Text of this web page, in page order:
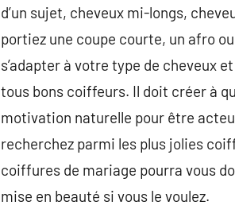
d’un sujet, cheveux mi-longs,
portiez une coupe courte, un afro
s’adapter à votre type de cheveux
tous bons coiffeurs. Il doit créer à
motivation naturelle pour être
recherchez parmi les plus jolies
coiffures de mariage pourra vous
mise en beauté si vous le voulez.